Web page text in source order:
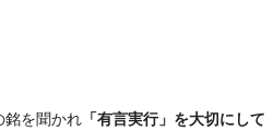
銘を聞かれ 「有言実行」を大切にして